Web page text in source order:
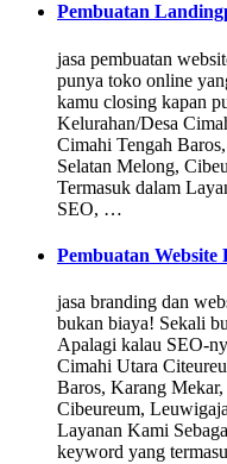
Pembuatan
jasa pembuatan
punya toko online
kamu closing kapan
Kelurahan/Desa
Cimahi Tengah
Selatan Melong,
Termasuk dalam
SEO, …
Pembuatan Website
jasa branding dan
bukan biaya! Sekali
Apalagi kalau SEO-
Cimahi Utara
Baros, Karang
Cibeureum,
Layanan Kami
keyword yang